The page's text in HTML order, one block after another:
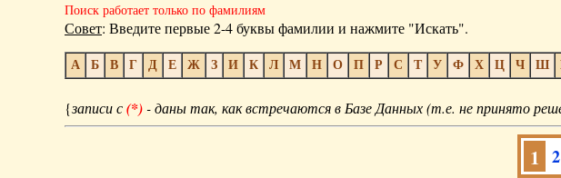
Поиск работает только по фамилиям
Совет: Введите первые 2-4 буквы фамилии и нажмите "Искать".
А Б В Г Д Е Ж З И К Л М Н О П Р С Т У Ф Х Ц Ч Ш
{записи с(*)- даны так, как встречаются в Базе Данных (т.е. не принято
1 2